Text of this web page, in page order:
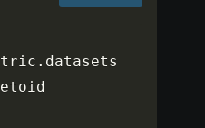
. datasets